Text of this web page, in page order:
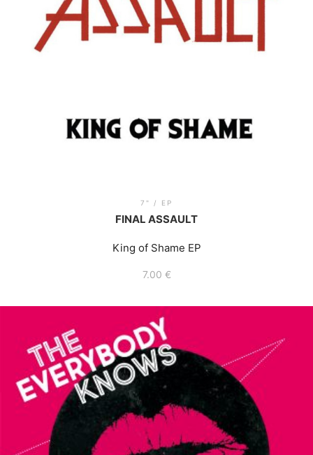
7" / EP
FINAL ASSAULT
King of Shame EP
7.00 €